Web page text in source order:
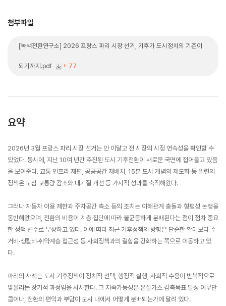
첨부파일
[녹색전환연구소] 2026 프랑스 파리 시장 선거, 기후가 도시정치의 기준이
되기까지.pdf + 77
요약
2026년 3월 프랑스 파리 시장 선거는 안 이달고 전 시장의 시정 연속성을 확인할 수
있었다. 동시에, 지난 10여 년간 추진된 도시 기후전환이 새로운 국면에 접어들고 있음
을 보여준다. 교통 인프라 재편, 공공공간 재배치, 15분 도시 개념의 제도화 등 일련의
정책은 도심 교통량 감소와 대기질 개선 등 가시적 성과를 축적해왔다.
그러나 자동차 이용 제한과 주차공간 축소 등의 조치는 이해관계 충돌과 형평성 논쟁을
동반해왔으며, 전환의 비용이 계층·집단에 따라 불균등하게 분배된다는 점이 점차 중요
한 정책 변수로 부상하고 있다. 이에 따라 최근 기후정책의 방향은 단순한 확대보다 주
거비·생활비·취약계층 접근성 등 사회정책과의 결합을 강화하는 쪽으로 이동하고 있
다.
파리의 사례는 도시 기후정책이 정치적 선택, 행정적 실행, 사회적 수용이 반복적으로
맞물리는 장기적 과정임을 시사한다. 그 지속가능성은 온실가스 감축목표 달성 여부만
큼이나, 전환의 편익과 부담이 도시 내에서 어떻게 분배되는가에 달려 있다.